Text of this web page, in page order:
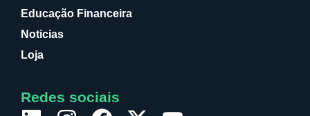
Educação Financeira
Noticias
Loja
Redes sociais